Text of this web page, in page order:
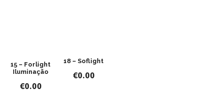
15 – Forlight
Iluminação
€0.00
18 – Soflight
€0.00